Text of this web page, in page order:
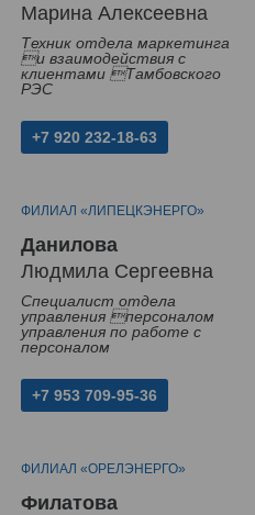
Марина Алексеевна
Техник отдела маркетинга
и взаимодействия с
клиентами Тамбовского
РЭС
+7 920 232-18-63
ФИЛИАЛ «ЛИПЕЦКЭНЕРГО»
Данилова
Людмила Сергеевна
Специалист отдела
управления персоналом
управления по работе с
персоналом
+7 953 709-95-36
ФИЛИАЛ «ОРЕЛЭНЕРГО»
Филатова